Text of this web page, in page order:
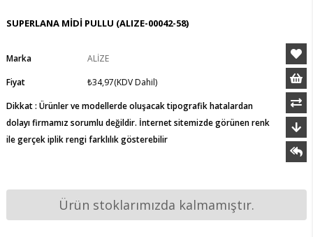
SUPERLANA MİDİ PULLU (ALIZE-00042-58)
Marka
ALİZE
Fiyat
₺34,97(KDV Dahil)
Dikkat : Ürünler ve modellerde oluşacak tipografik hatalardan
dolayı firmamız sorumlu değildir. İnternet sitemizde görünen renk
ile gerçek iplik rengi farklılık gösterebilir
Ürün stoklarımızda kalmamıştır.